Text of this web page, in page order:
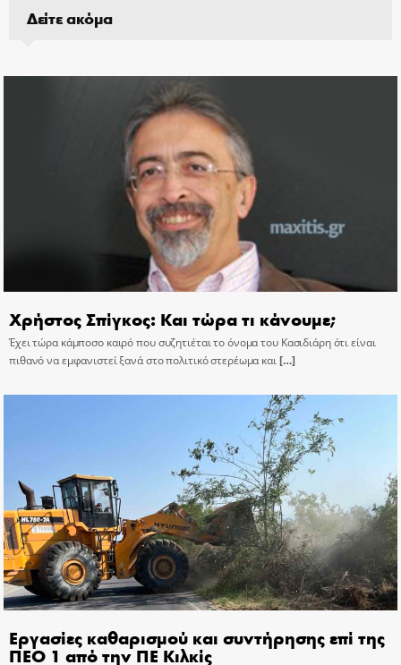
Δείτε ακόμα
Χρήστος Σπίγκος: Και τώρα τι κάνουμε;
Έχει τώρα κάμποσο καιρό που συζητιέται το όνομα του Κασιδιάρη ότι είναι
πιθανό να εμφανιστεί ξανά στο πολιτικό στερέωμα και[…]
Εργασίες καθαρισμού και συντήρησης επί της
ΠΕΟ 1 από την ΠΕ Κιλκίς